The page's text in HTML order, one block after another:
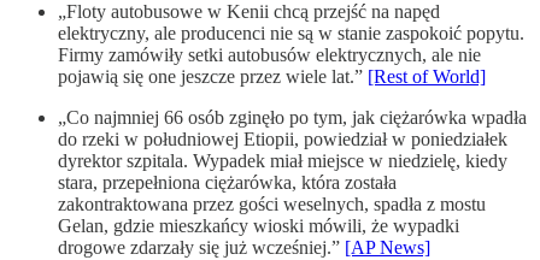
„Floty autobusowe w Kenii chcą przejść na napęd
elektryczny, ale producenci nie są w stanie zaspokoić popytu.
Firmy zamówiły setki autobusów elektrycznych, ale nie
pojawią się one jeszcze przez wiele lat.” [Rest of World]
„Co najmniej 66 osób zginęło po tym, jak ciężarówka wpadła
do rzeki w południowej Etiopii, powiedział w poniedziałek
dyrektor szpitala. Wypadek miał miejsce w niedzielę, kiedy
stara, przepełniona ciężarówka, która została
zakontraktowana przez gości weselnych, spadła z mostu
Gelan, gdzie mieszkańcy wioski mówili, że wypadki
drogowe zdarzały się już wcześniej.” [AP News]